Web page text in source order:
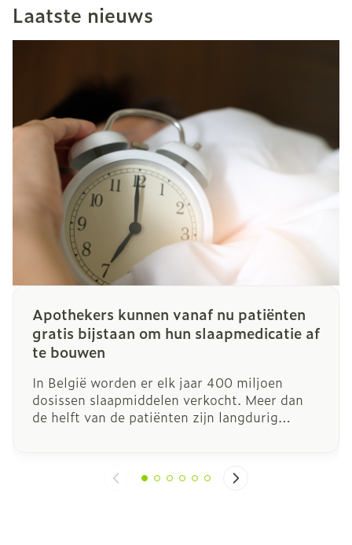
Laatste nieuws
Dia 1 van 6
Apothekers kunnen vanaf nu patiënten
gratis bijstaan om hun slaapmedicatie af
te bouwen
In België worden er elk jaar 400 miljoen
dosissen slaapmiddelen verkocht. Meer dan
de helft van de patiënten zijn langdurig
Volksgezondheid met een nieuw traject
waarbij apothekers hun patiënten, op